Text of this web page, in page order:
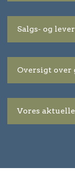
Salgs- og
Oversigt
Vores